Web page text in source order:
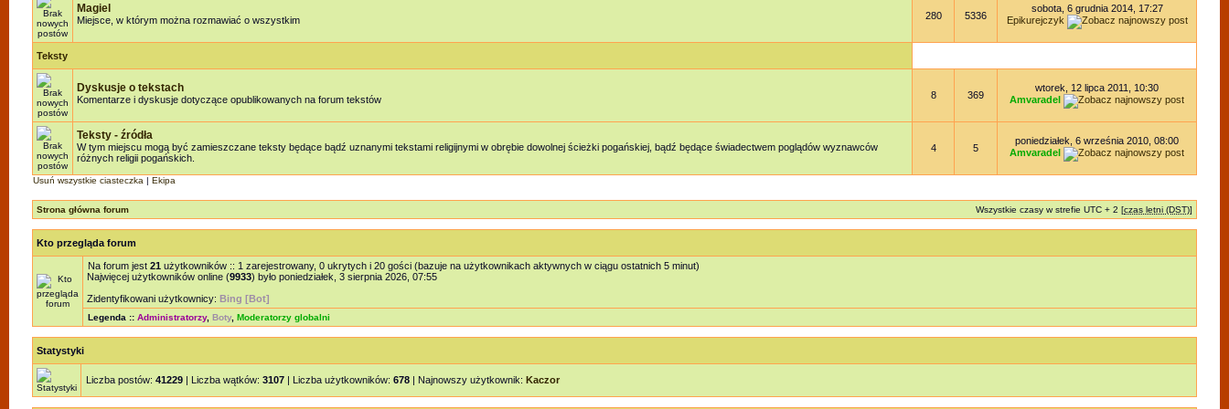
Magiel
Miejsce, w którym można rozmawiać o wszystkim 280 5336
sobota, 6 grudnia 2014, 17:27
Epikurejczyk
Teksty
Dyskusje o tekstach
Komentarze i dyskusje dotyczące opublikowanych na forum tekstów 8 369
wtorek, 12 lipca 2011, 10:30
Amvaradel
Teksty - źródła
W tym miejscu mogą być zamieszczane teksty będące bądź uznanymi tekstami religijnymi w obrębie dowolnej ścieżki pogańskiej, bądź będące świadectwem poglądów wyznawców
różnych religii pogańskich.
4 5
poniedziałek, 6 września 2010, 08:00
Amvaradel
Usuń wszystkie ciasteczka | Ekipa
Strona główna forum Wszystkie czasy w strefie UTC + 2 [czas letni (DST)]
Kto przegląda forum
Na forum jest 21 użytkowników :: 1 zarejestrowany, 0 ukrytych i 20 gości (bazuje na użytkownikach aktywnych w ciągu ostatnich 5 minut)
Najwięcej użytkowników online (9933) było poniedziałek, 3 sierpnia 2026, 07:55
Zidentyfikowani użytkownicy: Bing [Bot]
Legenda :: Administratorzy, Boty, Moderatorzy globalni
Statystyki
Liczba postów: 41229 | Liczba wątków: 3107 | Liczba użytkowników: 678 | Najnowszy użytkownik: Kaczor